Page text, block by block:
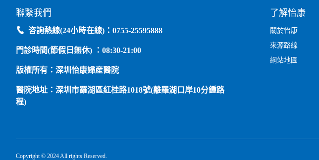
聯繫我們
咨詢熱線(24小時在線)：0755-25595888
門診時間(節假日無休) ：08:30-21:00
版權所有：深圳怡康婦産醫院
醫院地址：深圳市羅湖區紅桂路1018號(離羅湖口岸10分鍾路
程)
了解怡康
關於怡康
來源路線
網站地圖
Copyright © 2024 All rights Reserved.